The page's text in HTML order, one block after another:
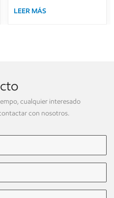
de tiendas de lujo
ajustable.Cabezal de
tipo redondo y cuadrado,
ambos disponibles.
LEER MÁS
cualquier interesado
con nosotros.